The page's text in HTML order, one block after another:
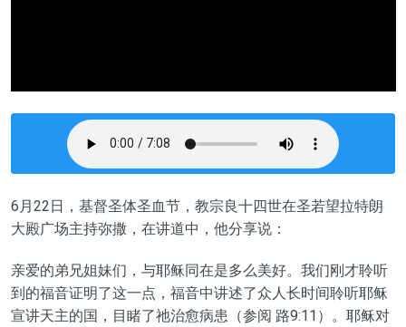
6月 22 日， 基督圣体圣血节，教宗良十四世在圣若望拉特朗
大殿广场主持弥撒，在讲道中，他分享说：
亲爱的弟兄姐妹们 ， 与耶稣同在是多么美好。 我们刚才聆听
到 的福音证明了这一点 ， 福音中讲述了众人长时间聆听耶稣
宣讲天主的国 ，目睹了祂治愈病患（参阅 路9:11）。耶稣对